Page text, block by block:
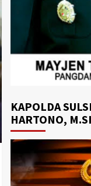
KAPOLDA
HARTONO, M.SI